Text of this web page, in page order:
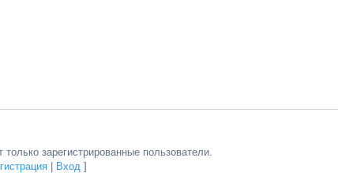
зарегистрированные пользователи.
| Вход ]